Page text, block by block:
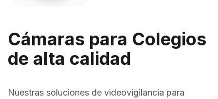
Cámaras para Colegios
de alta calidad
Nuestras soluciones de videovigilancia para